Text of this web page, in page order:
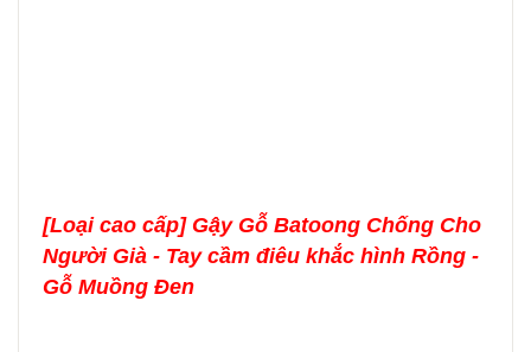
[Loại cao cấp] Gậy Gỗ Batoong Chống Cho
Người Già - Tay cầm điêu khắc hình Rồng -
Gỗ Muồng Đen